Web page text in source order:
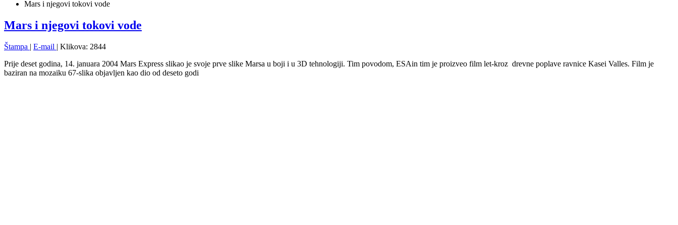
Mars i njegovi tokovi vode
Mars i njegovi tokovi vode
Štampa | E-mail | Klikova: 2844
Prije deset godina, 14. januara 2004 Mars Express slikao je svoje prve slike Marsa u boji i u 3D tehnologiji. Tim povodom, ESAin tim je proizveo film let-kroz drevne poplave ravnice Kasei Valles. Film je
baziran na mozaiku 67-slika objavljen kao dio od deseto godi